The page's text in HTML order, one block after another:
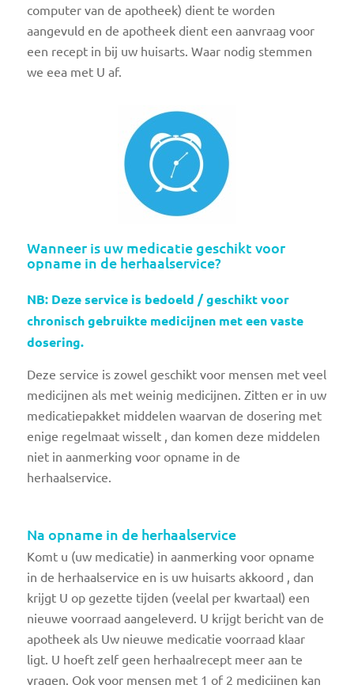
computer van de apotheek) dient te worden
aangevuld en de apotheek dient een aanvraag voor
een recept in bij uw huisarts. Waar nodig stemmen
we eea met U af.
Wanneer is uw medicatie geschikt voor
opname in de herhaalservice?
NB: Deze service is bedoeld / geschikt voor
chronisch gebruikte medicijnen met een vaste
dosering.
Deze service is zowel geschikt voor mensen met veel
medicijnen als met weinig medicijnen. Zitten er in uw
medicatiepakket middelen waarvan de dosering met
enige regelmaat wisselt , dan komen deze middelen
niet in aanmerking voor opname in de
herhaalservice.
Na opname in de herhaalservice
Komt u (uw medicatie) in aanmerking voor opname
in de herhaalservice en is uw huisarts akkoord , dan
krijgt U op gezette tijden (veelal per kwartaal) een
nieuwe voorraad aangeleverd. U krijgt bericht van de
apotheek als Uw nieuwe medicatie voorraad klaar
ligt. U hoeft zelf geen herhaalrecept meer aan te
vragen. Ook voor mensen met 1 of 2 medicijnen kan